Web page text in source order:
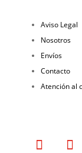
Aviso Legal
Nosotros
Envíos
Contacto
Atención al